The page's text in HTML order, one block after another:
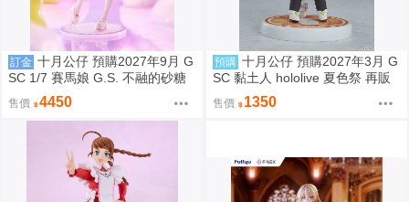
訂金 十月公仔 預購2027年9月 G
SC 1/7 賽馬娘 G.S. 不融的砂糖
點心 奧斯頓真弓 0907
售價 4450
預購 十月公仔 預購2027年3月 G
SC 黏土人 hololive 夏色祭 再販
售價 1350